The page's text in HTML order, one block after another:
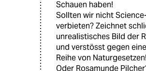
Schauen haben!
Sollten wir nicht
verbieten? Zeichnet
unrealistisches Bild der
und verstösst gegen
Reihe von Naturgesetzen!
Oder Rosamunde